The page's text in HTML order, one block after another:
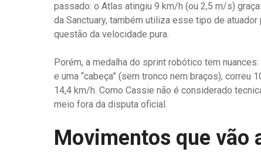
passado: o Atlas atingiu 9 km/h (ou 2,5 m/s)
da Sanctuary, também utiliza esse tipo de
questão da velocidade pura.
Porém, a medalha do sprint robótico tem
e uma “cabeça” (sem tronco nem braços),
14,4 km/h. Como Cassie não é considerado
meio fora da disputa oficial.
Movimentos que vão